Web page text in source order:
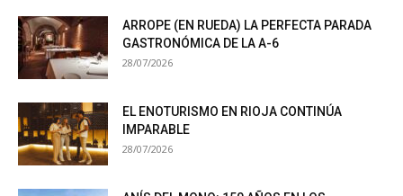
ARROPE (EN RUEDA) LA PERFECTA PARADA
GASTRONÓMICA DE LA A-6
28/07/2026
EL ENOTURISMO EN RIOJA CONTINÚA
IMPARABLE
28/07/2026